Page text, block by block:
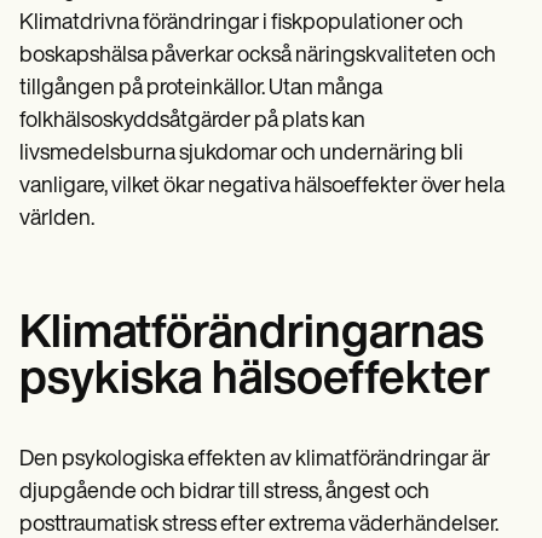
Klimatdrivna förändringar i fiskpopulationer och
boskapshälsa påverkar också näringskvaliteten och
tillgången på proteinkällor. Utan många
folkhälsoskyddsåtgärder på plats kan
livsmedelsburna sjukdomar och undernäring bli
vanligare, vilket ökar negativa hälsoeffekter över hela
världen.
Klimatförändringarnas
psykiska hälsoeffekter
Den psykologiska effekten av klimatförändringar är
djupgående och bidrar till stress, ångest och
posttraumatisk stress efter extrema väderhändelser.